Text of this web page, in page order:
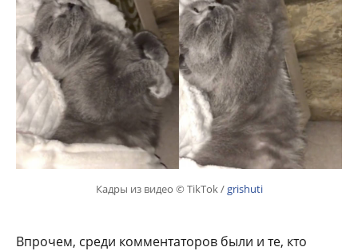
Кадры из видео © TikTok /grishuti
Впрочем, среди комментаторов были и те, кто